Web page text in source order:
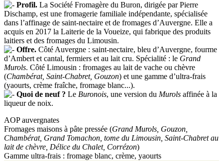
Profil. La Société Fromagère du Buron, dirigée par Pierre
Dischamp, est une fromagerie familiale indépendante, spécialisée
dans l’affinage de saint-nectaire et de fromages d’Auvergne. Elle a
acquis en 2017 la Laiterie de la Voueize, qui fabrique des produits
laitiers et des fromages du Limousin.
Offre. Côté Auvergne : saint-nectaire, bleu d’Auvergne, fourme
d’Ambert et cantal, fermiers et au lait cru. Spécialité : le Grand
Murols. Côté Limousin : fromages au lait de vache ou chèvre
(Chambérat, Saint-Chabret, Gouzon) et une gamme d’ultra-frais
(yaourts, crème fraîche, fromage blanc...).
Quoi de neuf ? Le Buronois, une version du Murols affinée à la
liqueur de noix.
AOP auvergnates
Fromages maisons à pâte pressée (Grand Murols, Gouzon,
Chambérat, Grand Tomachon, tome du Limousin, Saint-Chabret au
lait de chèvre, Délice du Chalet, Corrézon)
Gamme ultra-frais : fromage blanc, crème, yaourts